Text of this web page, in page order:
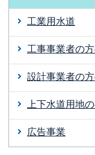
工業用水道
工事事業者の
設計事業者の
上下水道用地
広告事業